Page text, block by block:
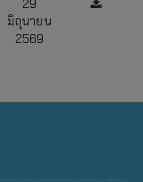
29
มิถุนายน
2569